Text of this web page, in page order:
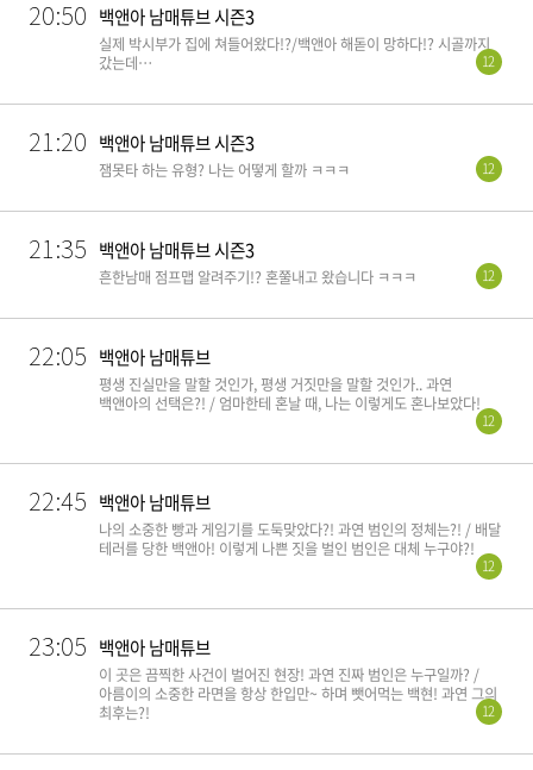
20:50 백앤아 남매튜브 시즌3
실제 박시부가 집에 쳐들어왔다!?/백앤아 해돋이 망하다!? 시골까지
갔는데…
12
21:20 백앤아 남매튜브 시즌3
잼못타 하는 유형? 나는 어떻게 할까 ㅋㅋㅋ 12
21:35 백앤아 남매튜브 시즌3
흔한남매 점프맵 알려주기!? 혼쭐내고 왔습니다 ㅋㅋㅋ 12
22:05 백앤아 남매튜브
평생 진실만을 말할 것인가, 평생 거짓만을 말할 것인가.. 과연
백앤아의 선택은?! / 엄마한테 혼날 때, 나는 이렇게도 혼나보았다!
12
22:45 백앤아 남매튜브
나의 소중한 빵과 게임기를 도둑맞았다?! 과연 범인의 정체는?! / 배달
테러를 당한 백앤아! 이렇게 나쁜 짓을 벌인 범인은 대체 누구야?!
12
23:05 백앤아 남매튜브
이 곳은 끔찍한 사건이 벌어진 현장! 과연 진짜 범인은 누구일까? /
아름이의 소중한 라면을 항상 한입만~ 하며 뺏어먹는 백현! 과연 그의
최후는?!
12